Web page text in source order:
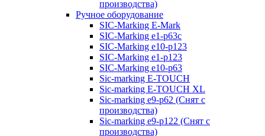
производства)
Ручное оборудование
SIC-Marking E-Mark
SIC-Marking e1-p63с
SIC-Marking e10-p123
SIC-Marking e1-p123
SIC-Marking e10-p63
Sic-marking E-TOUCH
Sic-marking E-TOUCH XL
Sic-marking e9-p62 (Снят с
производства)
Sic-marking e9-p122 (Снят с
производства)